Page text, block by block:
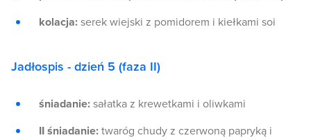
kolacja: serek wiejski z pomidorem i kiełkami soi
Jadłospis - dzień 5 (faza II)
śniadanie: sałatka z krewetkami i oliwkami
II śniadanie: twaróg chudy z czerwoną papryką i